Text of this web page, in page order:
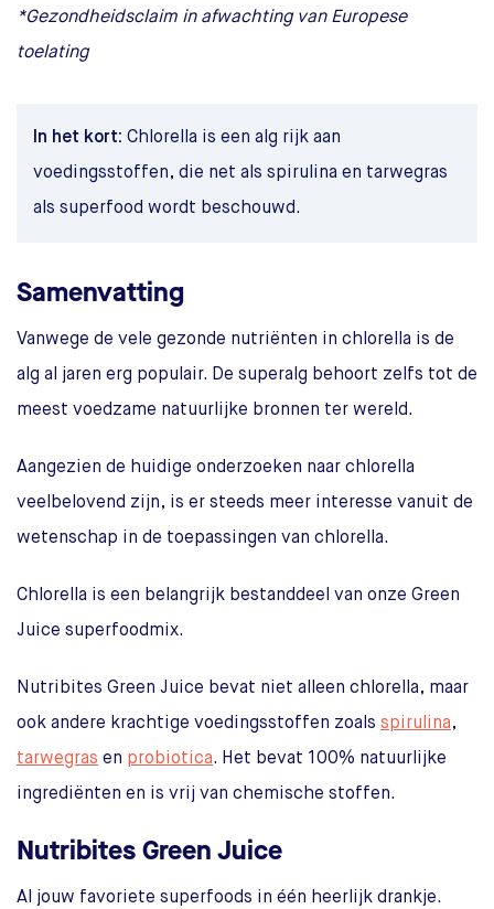
*Gezondheidsclaim in afwachting van Europese
toelating
In het kort: Chlorella is een alg rijk aan
voedingsstoffen, die net als spirulina en tarwegras
als superfood wordt beschouwd.
Samenvatting
Vanwege de vele gezonde nutriënten in chlorella is de
alg al jaren erg populair. De superalg behoort zelfs tot de
meest voedzame natuurlijke bronnen ter wereld.
Aangezien de huidige onderzoeken naar chlorella
veelbelovend zijn, is er steeds meer interesse vanuit de
wetenschap in de toepassingen van chlorella.
Chlorella is een belangrijk bestanddeel van onze Green
Juice superfoodmix.
Nutribites Green Juice bevat niet alleen chlorella, maar
ook andere krachtige voedingsstoffen zoals spirulina,
tarwegras en probiotica. Het bevat 100% natuurlijke
ingrediënten en is vrij van chemische stoffen.
Nutribites Green Juice
Al jouw favoriete superfoods in één heerlijk drankje.